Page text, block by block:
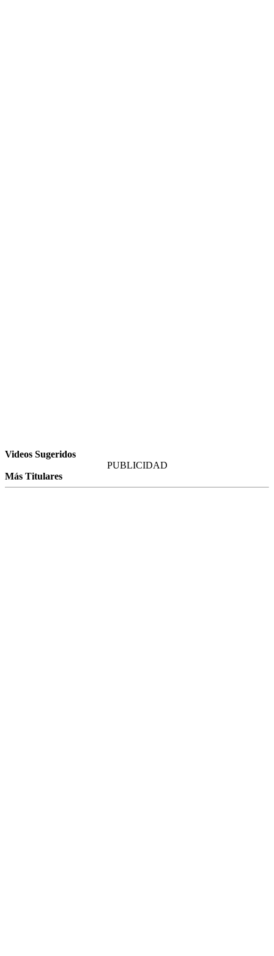
Videos Sugeridos
PUBLICIDAD
Más Titulares